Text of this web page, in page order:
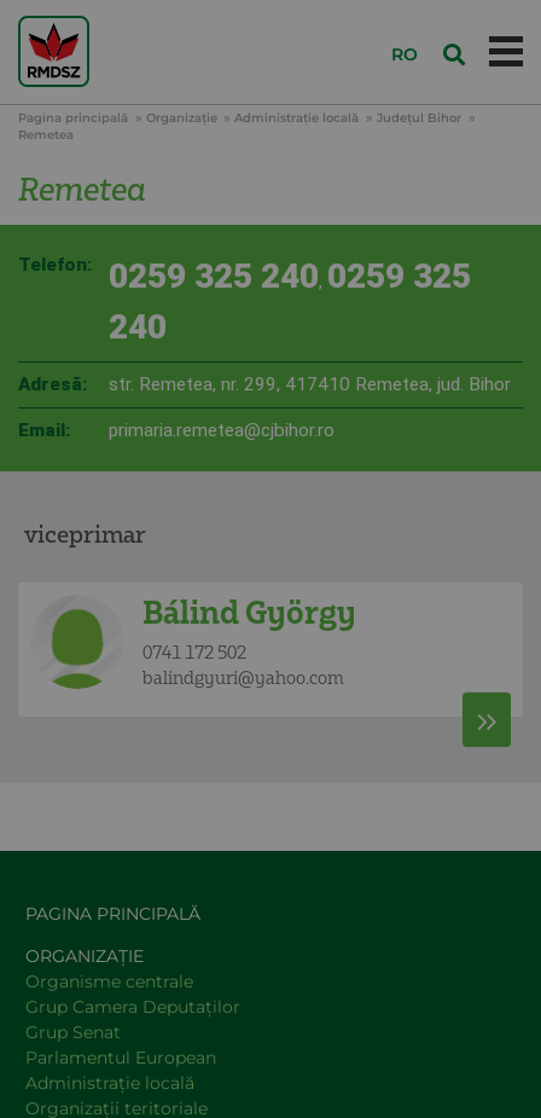
RO
Pagina principală Organizație Administraţie locală
Judeţul Bihor
Remetea
Remetea
Telefon: 0259 325 240, 0259 325
240
Adresă: str. Remetea, nr. 299, 417410 Remetea, jud. Bihor
Email: primaria.remetea@cjbihor.ro
viceprimar
Bálind György
0741 172 502
balindgyuri@yahoo.com
PAGINA PRINCIPALĂ
ORGANIZAȚIE
Organisme centrale
Grup Camera Deputaţilor
Grup Senat
Parlamentul European
Administraţie locală
Organizaţii teritoriale